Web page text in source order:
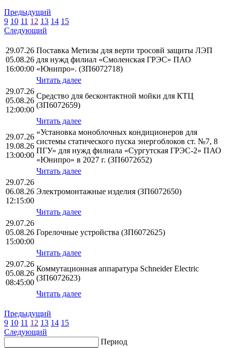
Предыдущий
9 10 11 12 13 14 15
Следующий
29.07.26
05.08.26
16:00:00
Поставка Метизы для верти тросовй защиты ЛЭП
для нужд филиал «Смоленская ГРЭС» ПАО
«Юнипро». (ЗП6072718)
Читать далее
29.07.26
05.08.26
12:00:00
Средство для бесконтактной мойки для КТЦ
(ЗП6072659)
Читать далее
29.07.26
19.08.26
13:00:00
«Установка моноблочных кондиционеров для
системы статического пуска энергоблоков ст. №7, 8
ПГУ» для нужд филиала «Сургутская ГРЭС-2» ПАО
«Юнипро» в 2027 г. (ЗП6072652)
Читать далее
29.07.26
06.08.26
12:15:00
Электромонтажные изделия (ЗП6072650)
Читать далее
29.07.26
05.08.26
15:00:00
Горелочные устройства (ЗП6072625)
Читать далее
29.07.26
05.08.26
08:45:00
Коммутационная аппаратура Schneider Electric
(ЗП6072623)
Читать далее
Предыдущий
9 10 11 12 13 14 15
Следующий
Период